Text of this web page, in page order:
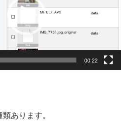
00:22
あります。